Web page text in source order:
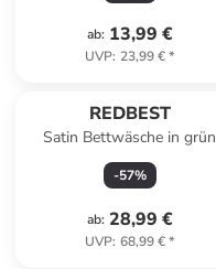
ab: 13,99 €
UVP: 23,99 €*
REDBEST
Satin Bettwäsche in grün
-57%
ab: 28,99 €
UVP: 68,99 €*